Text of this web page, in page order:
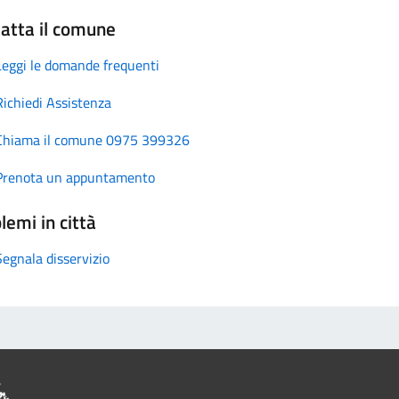
il comune
le domande frequenti
Assistenza
il comune 0975 399326
un appuntamento
in città
disservizio